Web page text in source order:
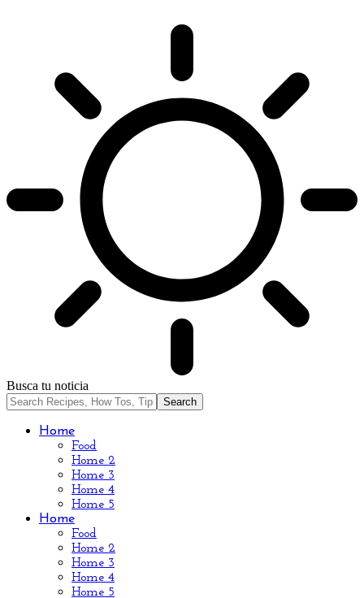
Busca tu noticia
Home
Food
Home 2
Home 3
Home 4
Home 5
Home
Food
Home 2
Home 3
Home 4
Home 5